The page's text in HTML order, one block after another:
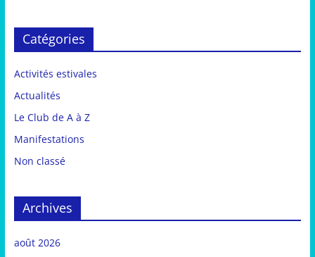
Catégories
Activités estivales
Actualités
Le Club de A à Z
Manifestations
Non classé
Archives
août 2026